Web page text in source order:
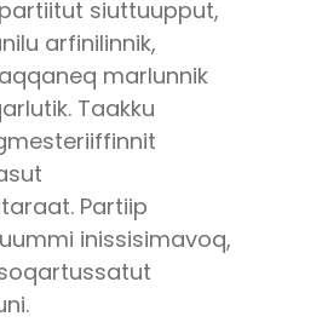
siuttuupput,
arfinilinnik,
marlunnik
Taakku
Partiip
inissisimavoq,